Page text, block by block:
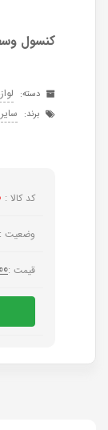
کنسول
دسته:
برند: سایر
کد کالا :
وضعیت :
قیمت :